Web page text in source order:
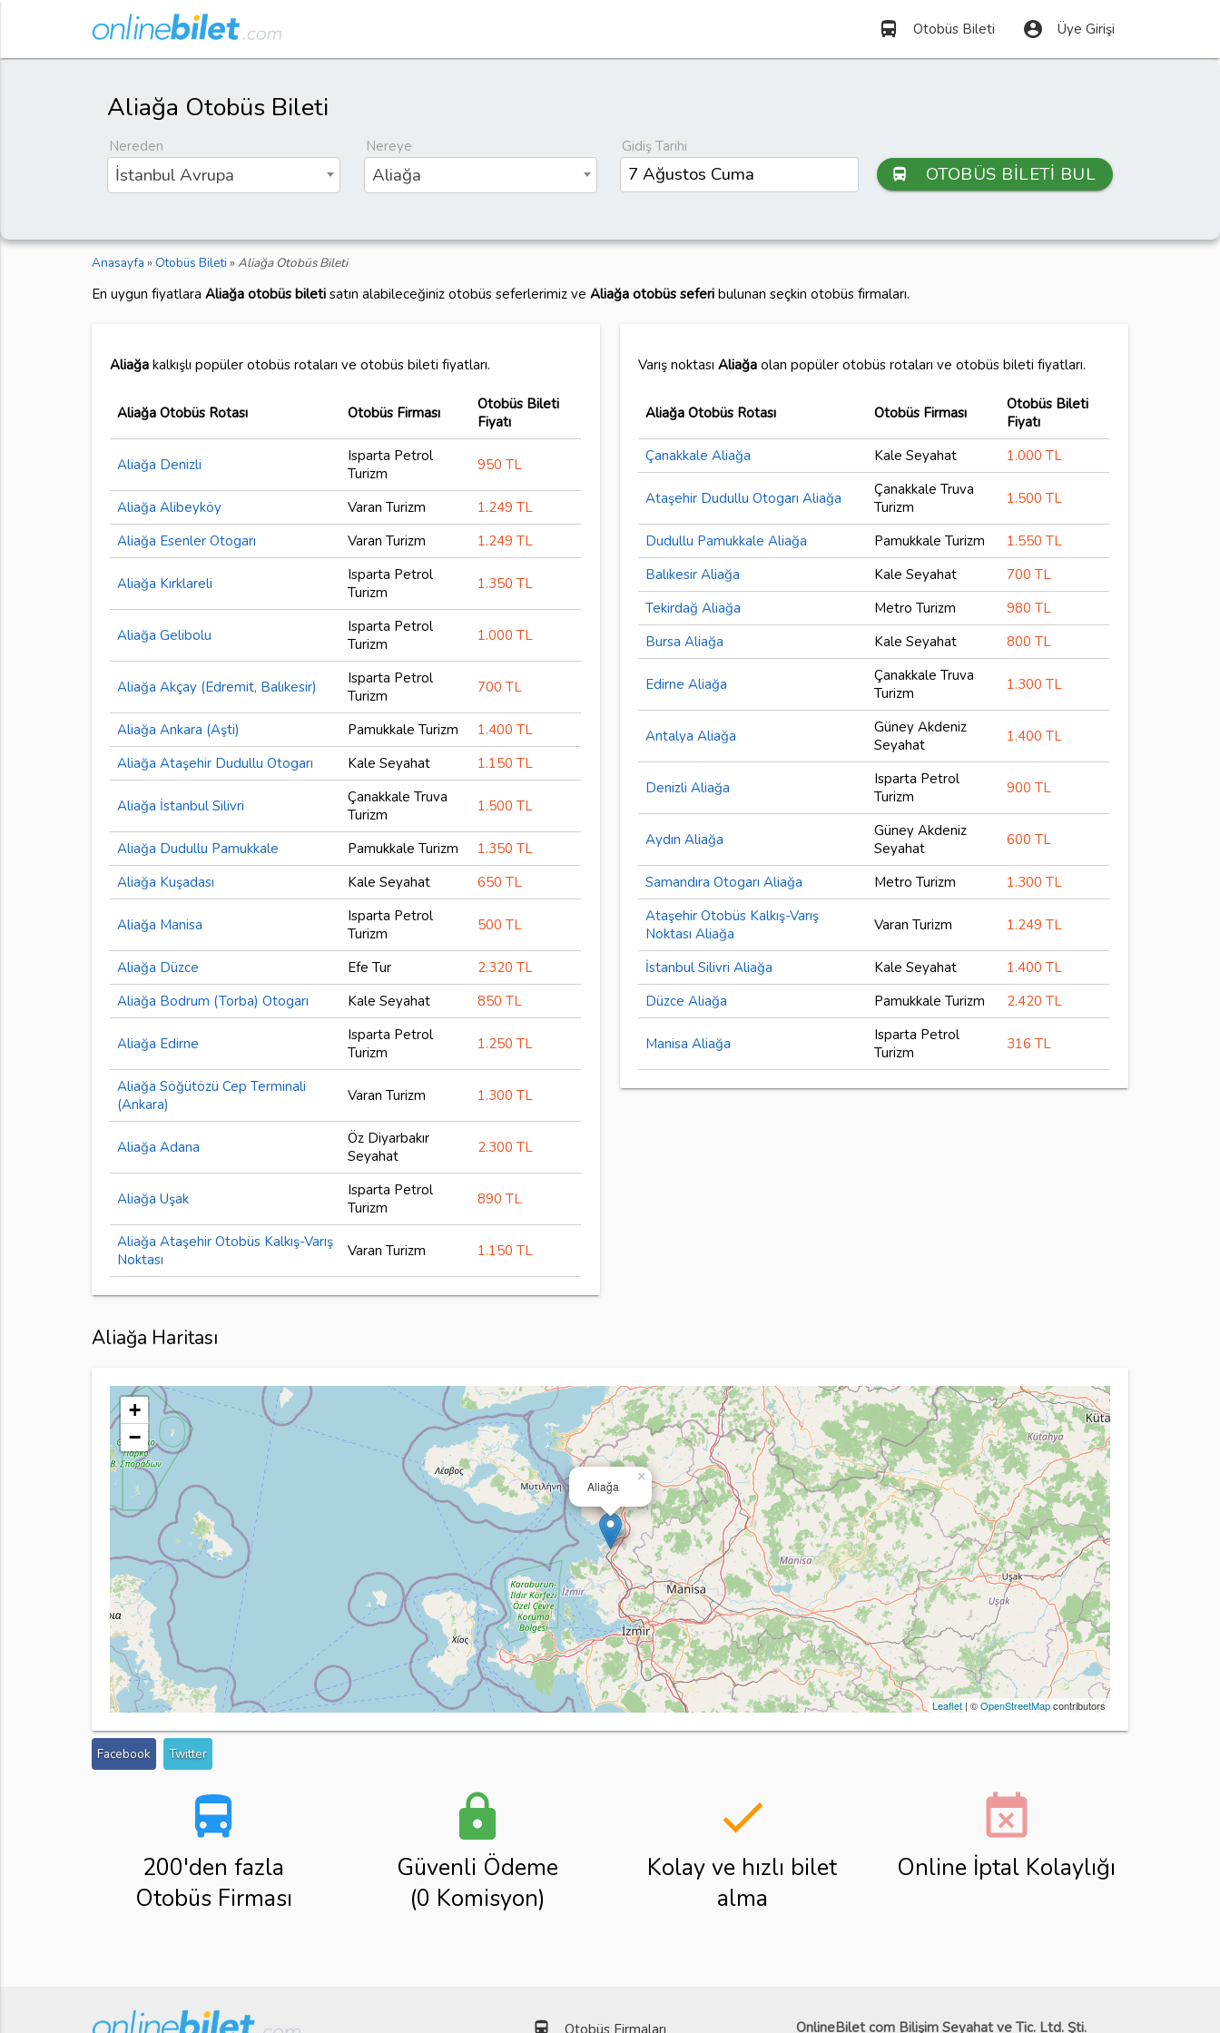
directions_bus Otobüs Bileti account_circle Üye Girişi
Aliağa Otobüs Bileti
Nereden
İstanbul Avrupa
Nereye
Aliağa
Gidiş Tarihi
directions_bus
OTOBÜS BİLETİ BUL
Anasayfa » Otobüs Bileti » Aliağa Otobüs Bileti
En uygun fiyatlara Aliağa otobüs biletisatın alabileceğiniz otobüs seferlerimiz ve Aliağa otobüs seferibulunan seçkin otobüs firmaları.
Aliağakalkışlı popüler otobüs rotaları ve otobüs bileti fiyatları.
Aliağa Otobüs Rotası Otobüs Firması
Otobüs Bileti
Fiyatı
Aliağa Denizli
Isparta Petrol
Turizm
950 TL
Aliağa Alibeyköy Varan Turizm
1.249 TL
Aliağa Esenler Otogarı
Varan Turizm 1.249 TL
Aliağa Kırklareli
Isparta Petrol
Turizm
1.350 TL
Aliağa Gelibolu
Isparta Petrol
Turizm
1.000 TL
Aliağa Akçay (Edremit, Balıkesir)
Isparta Petrol
Turizm
700 TL
Aliağa Ankara (Aşti) Pamukkale Turizm
1.400 TL
Aliağa Ataşehir Dudullu Otogarı
Kale Seyahat 1.150 TL
Aliağa İstanbul Silivri
Çanakkale Truva
Turizm
1.500 TL
Aliağa Dudullu Pamukkale Pamukkale Turizm
1.350 TL
Aliağa Kuşadası
Kale Seyahat 650 TL
Aliağa Manisa
Isparta Petrol
Turizm
500 TL
Aliağa Düzce Efe Tur
2.320 TL
Aliağa Bodrum (Torba) Otogarı
Kale Seyahat 850 TL
Aliağa Edirne
Isparta Petrol
Turizm
1.250 TL
Aliağa Söğütözü Cep Terminali
(Ankara)
Varan Turizm 1.300 TL
Aliağa Adana
Öz Diyarbakır
Seyahat
2.300 TL
Aliağa Uşak
Isparta Petrol
Turizm
890 TL
Aliağa Ataşehir Otobüs Kalkış-Varış
Noktası
Varan Turizm 1.150 TL
Varış noktasıAliağa olan popüler otobüs rotaları ve otobüs bileti fiyatları.
Aliağa Otobüs Rotası Otobüs Firması
Otobüs Bileti
Fiyatı
Çanakkale Aliağa
Kale Seyahat 1.000 TL
Ataşehir Dudullu Otogarı Aliağa
Çanakkale Truva
Turizm
1.500 TL
Dudullu Pamukkale Aliağa Pamukkale Turizm
1.550 TL
Balıkesir Aliağa
Kale Seyahat
700 TL
Tekirdağ Aliağa
Metro Turizm
980 TL
Bursa Aliağa
Kale Seyahat 800 TL
Edirne Aliağa
Çanakkale Truva
Turizm
1.300 TL
Antalya Aliağa
Güney Akdeniz
Seyahat
1.400 TL
Denizli Aliağa
Isparta Petrol
Turizm
900 TL
Aydın Aliağa
Güney Akdeniz
Seyahat
600 TL
Samandıra Otogarı Aliağa Metro Turizm
1.300 TL
Ataşehir Otobüs Kalkış-Varış
Noktası Aliağa
Varan Turizm 1.249 TL
İstanbul Silivri Aliağa Kale Seyahat
1.400 TL
Düzce Aliağa
Pamukkale Turizm 2.420 TL
Manisa Aliağa
Isparta Petrol
Turizm
316 TL
Aliağa Haritası
Aliağa
×
+
−
Leaflet | ©OpenStreetMapcontributors
Facebook Twitter
directions_bus
200'den fazla
Otobüs Firması
lock
Güvenli Ödeme
(0 Komisyon)
done
Kolay ve hızlı bilet
alma
event_busy
Online İptal Kolaylığı
directions_bus OnlineBilet com Bilişim Seyahat ve Tic. Ltd. Şti.